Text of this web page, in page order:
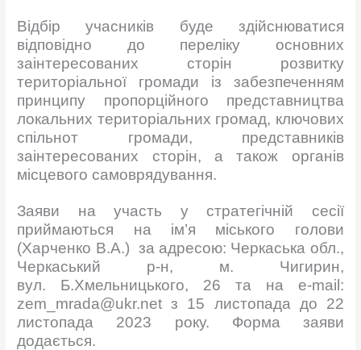
Відбір учасників буде здійснюватися
відповідно до переліку основних
заінтересованих сторін розвитку
територіальної громади із забезпеченням
принципу пропорційного представництва
локальних територіальних громад, ключових
спільнот громади, представників
заінтересованих сторін, а також органів
місцевого самоврядування.
Заяви на участь у стратегічній сесії
приймаються на ім’я міського голови
(Харченко В.А.) за адресою: Черкаська обл.,
Черкаський р-н, м. Чигирин,
вул. Б.Хмельницького, 26 та на e-mail:
zem_mrada@ukr.net з 15 листопада до 22
листопада 2023 року. Форма заяви
додається.